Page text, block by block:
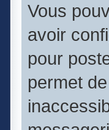
Vous
avoir
pour
permet